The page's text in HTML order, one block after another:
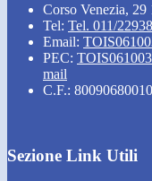
Corso Venezia,
Tel: Tel. 011/
Email:
PEC:
mail
C.F.: 80090680010
Sezione Link Utili